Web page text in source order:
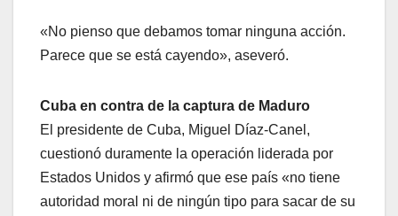
«No pienso que debamos tomar ninguna acción.
Parece que se está cayendo», aseveró.
Cuba en contra de la captura de Maduro
El presidente de Cuba, Miguel Díaz-Canel,
cuestionó duramente la operación liderada por
Estados Unidos y afirmó que ese país «no tiene
autoridad moral ni de ningún tipo para sacar de su